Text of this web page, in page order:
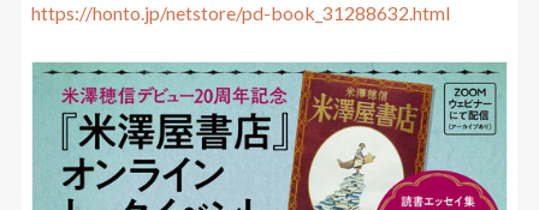
https://honto.jp/netstore/pd-book_31288632.html